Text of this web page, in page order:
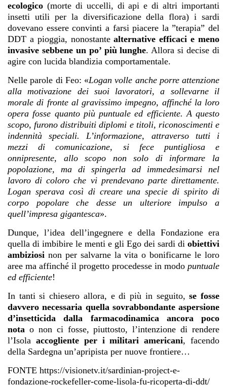
ecologico (morte di uccelli, di api e di altri importanti
insetti utili per la diversificazione della flora) i sardi
dovevano essere convinti a farsi piacere la ”terapia” del
DDT a pioggia, nonostantealternative efficaci e meno
invasive sebbene un po’ più lunghe. Allora si decise di
agire con lucida blandizia comportamentale.
Nelle parole di Feo: «Logan volle anche porre attenzione
alla motivazione dei suoi lavoratori, a sollevarne il
morale di fronte al gravissimo impegno, affinché la loro
opera fosse quanto più puntuale ed efficiente. A questo
scopo, furono distribuiti diplomi e titoli, riconoscimenti e
indennità speciali. L’informazione, attraverso tutti i
mezzi di comunicazione, si fece puntigliosa e
onnipresente, allo scopo non solo di informare la
popolazione, ma di spingerla ad immedesimarsi nel
lavoro di coloro che vi prendevano parte direttamente.
Logan sperava così di creare una specie di spirito di
corpo popolare che desse un ulteriore impulso a
quell’impresa gigantesca».
Dunque, l’idea dell’ingegnere e della Fondazione era
quella di imbibire le menti e gli Ego dei sardi di obiettivi
ambiziosi non per salvarne la vita o bonificarne le loro
aree ma affinché il progetto procedesse in modo puntuale
ed efficiente!
In tanti si chiesero allora, e di più in seguito,se fosse
davvero necessaria quella sovrabbondante aspersione
d’insetticida dalla farmacodinamica ancora poco
nota o non ci fosse, piuttosto, l’intenzione di rendere
l’Isola accogliente per i militari americani, facendo
della Sardegna un’apripista per nuove frontiere…
FONTE https://visionetv.it/sardinian-project-e-
fondazione-rockefeller-come-lisola-fu-ricoperta-di-ddt/